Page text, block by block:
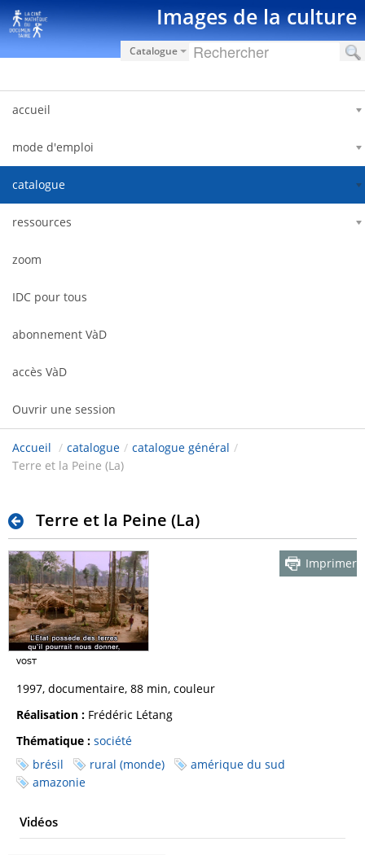
Saut au contenu Images de la culture
Catalogue
accueil
mode d'emploi
catalogue
ressources
zoom
IDC pour tous
abonnement VàD
accès VàD
Ouvrir une session
Accueil / catalogue / catalogue général /
Terre et la Peine (La)
Terre et la Peine (La)
Imprimer
1997, documentaire, 88 min, couleur
Réalisation : Frédéric Létang
Thématique : société
brésil
rural (monde)
amérique du sud
amazonie
Vidéos